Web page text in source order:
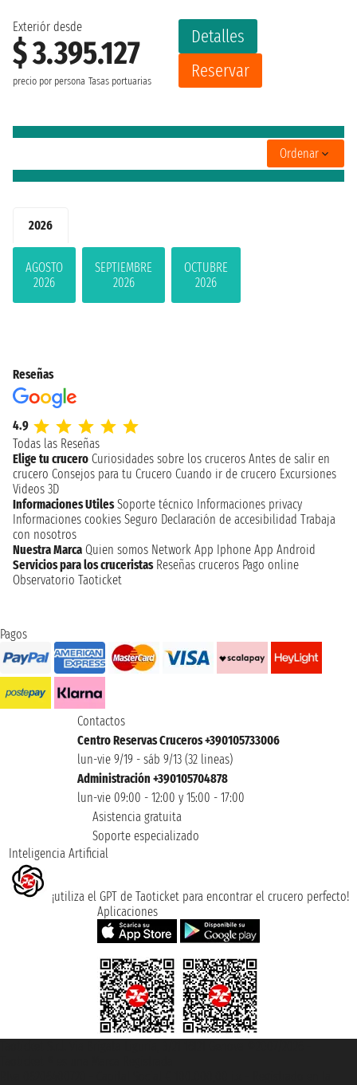
2026
AGOSTO
2026
SEPTIEMBRE
2026
OCTUBRE
2026
Exteriór desde
$ 3.395.127
precio por persona Tasas portuarias
Detalles
Reservar
Ordenar
Reseñas
4.9
Todas las Reseñas
Elige tu crucero Curiosidades sobre los cruceros Antes de salir en
crucero Consejos para tu Crucero Cuando ir de crucero Excursiones
Videos 3D
Informaciones Utiles Soporte técnico Informaciones privacy
Informaciones cookies Seguro Declaración de accesibilidad Trabaja
con nosotros
Nuestra Marca Quien somos Network App Iphone App Android
Servicios para los cruceristas Reseñas cruceros Pago online
Observatorio Taoticket
Pagos
Contactos
Centro Reservas Cruceros +390105733006
lun-vie 9/19 - sáb 9/13 (32 lineas)
Administración +390105704878
lun-vie 09:00 - 12:00 y 15:00 - 17:00
Asistencia gratuita
Soporte especializado
Inteligencia Artificial
¡utiliza el GPT de Taoticket para encontrar el crucero perfecto!
Aplicaciones